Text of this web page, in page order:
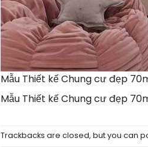
Mẫu Thiết kế Chung cư đẹp
Mẫu Thiết kế Chung cư đẹp
Trackbacks are closed, but you can